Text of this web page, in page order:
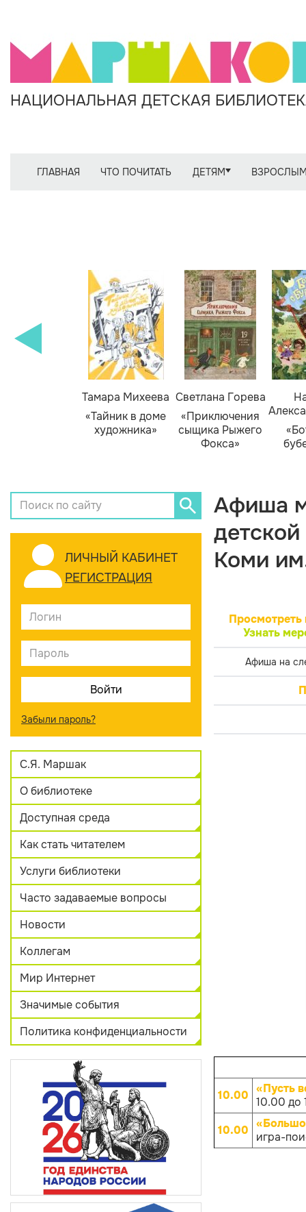
НАЦИОНАЛЬНАЯ ДЕТСКАЯ
ГЛАВНАЯ ЧТО ПОЧИТАТЬ ДЕТЯМ
Тамара Михеева
«Тайник в доме
художника»
Светлана Горева
«Приключения
сыщика Рыжего
Фокса»
ЛИЧНЫЙ КАБИНЕТ
РЕГИСТРАЦИЯ
Забыли пароль?
С.Я. Маршак
О библиотеке
Доступная среда
Как стать читателем
Услуги библиотеки
Часто задаваемые вопросы
Новости
Коллегам
Мир Интернет
Значимые события
Политика конфиденциальности
Афиша
Коми
Просмотреть
Узнать
Афиша на
10.00 «Пусть
10.00 до
10.00
игра-